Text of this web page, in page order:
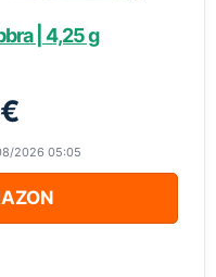
| 4,25 g
2026 05:05